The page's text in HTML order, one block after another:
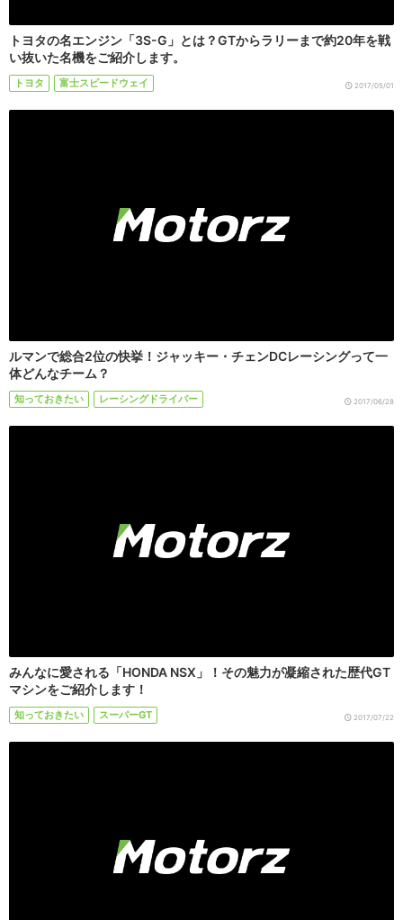
トヨタの名エンジン「3S-G」とは？GTからラリーまで約20年を戦
い抜いた名機をご紹介します。
トヨタ 富士スピードウェイ 2017/05/01
ルマンで総合2位の快挙！ジャッキー・チェンDCレーシングって一
体どんなチーム？
知っておきたい レーシングドライバー 2017/06/28
みんなに愛される「HONDA NSX」！その魅力が凝縮された歴代GT
マシンをご紹介します！
知っておきたい スーパーGT 2017/07/22